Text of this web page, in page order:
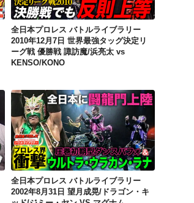
全日本プロレス バトルライブラリー
2010年12月7日 世界最強タッグ決定リ
ーグ戦 優勝戦 諏訪魔/浜亮太 vs
KENSO/KONO
全日本プロレス バトルライブラリー 2002年8月31日 望月成晃/ドラゴン・キッド/ジミー・ヤン VS マグナムTOKYO/横須賀享/ダークネス・ドラゴン
全日本プロレス バトルライブラリー
2002年8月31日 望月成晃/ドラゴン・キ